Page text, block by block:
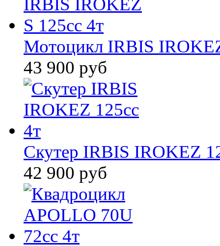
Мотоцикл IRBIS
43 900 руб
Скутер IRBIS IROKEZ
42 900 руб